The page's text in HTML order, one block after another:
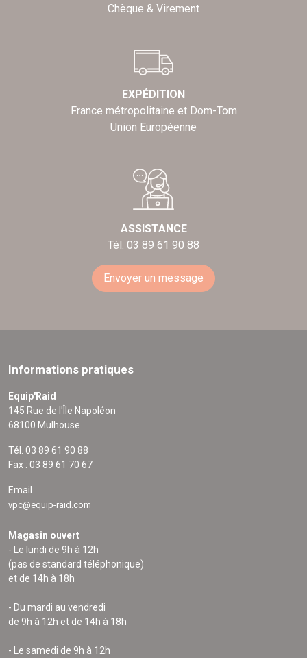
Chèque & Virement
EXPÉDITION
France métropolitaine et Dom-Tom
Union Européenne
ASSISTANCE
Tél. 03 89 61 90 88
Envoyer un message
Informations pratiques
Equip'Raid
145 Rue de l'Île Napoléon
68100 Mulhouse
Tél. 03 89 61 90 88
Fax : 03 89 61 70 67
Email
vpc@equip-raid.com
Magasin ouvert
- Le lundi de 9h à 12h
(pas de standard téléphonique)
et de 14h à 18h
- Du mardi au vendredi
de 9h à 12h et de 14h à 18h
- Le samedi de 9h à 12h